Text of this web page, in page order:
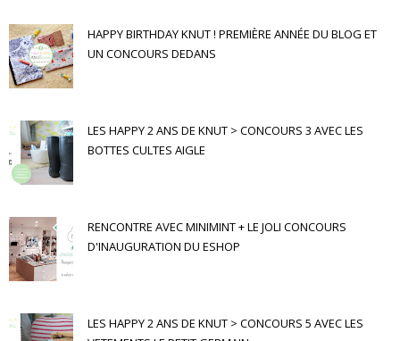
HAPPY BIRTHDAY KNUT ! PREMIÈRE ANNÉE DU BLOG ET
UN CONCOURS DEDANS
LES HAPPY 2 ANS DE KNUT > CONCOURS 3 AVEC LES
BOTTES CULTES AIGLE
RENCONTRE AVEC MINIMINT + LE JOLI CONCOURS
D'INAUGURATION DU ESHOP
LES HAPPY 2 ANS DE KNUT > CONCOURS 5 AVEC LES